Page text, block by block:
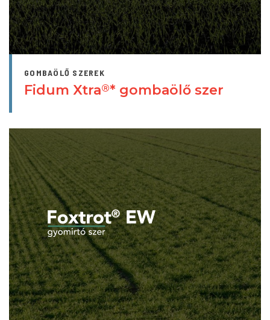
GOMBAÖLŐ SZEREK
Fidum Xtra®* gombaölő szer